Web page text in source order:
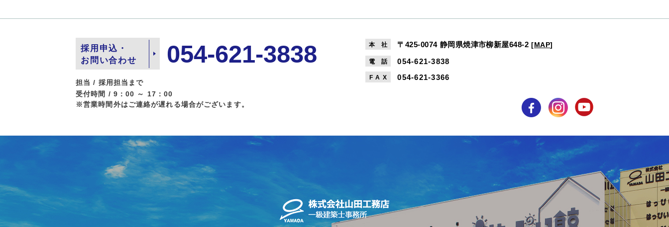
採用申込・
お問い合わせ
054-621-3838
担当 / 採用担当まで
受付時間 / 9：00 ～ 17：00
※営業時間外はご連絡が遅れる場合がございます。
本 社 〒425-0074 静岡県焼津市柳新屋648-2 [MAP]
電 話 054-621-3838
FAX 054-621-3366